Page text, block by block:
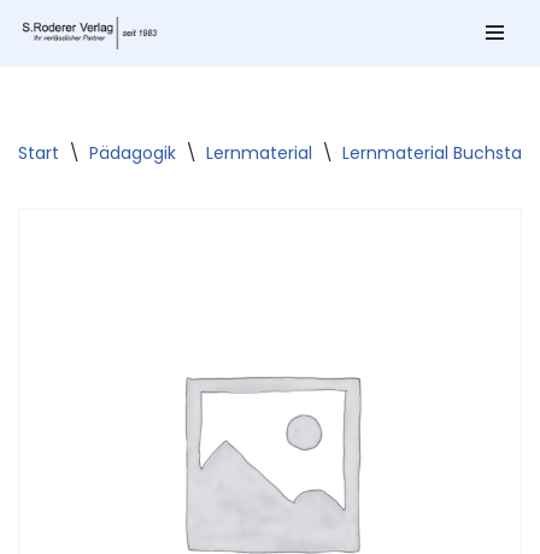
Start \ Pädagogik \ Lernmaterial \ Lernmaterial